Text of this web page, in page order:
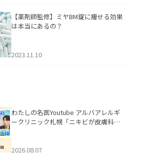
【薬剤師監修】ミヤBM錠に痩せる効果
は本当にあるの？
2023.11.10
わたしの名医Youtube アルバアレルギ
ークリニック札幌「ニキビが皮膚科で
ました。
2026.08.07